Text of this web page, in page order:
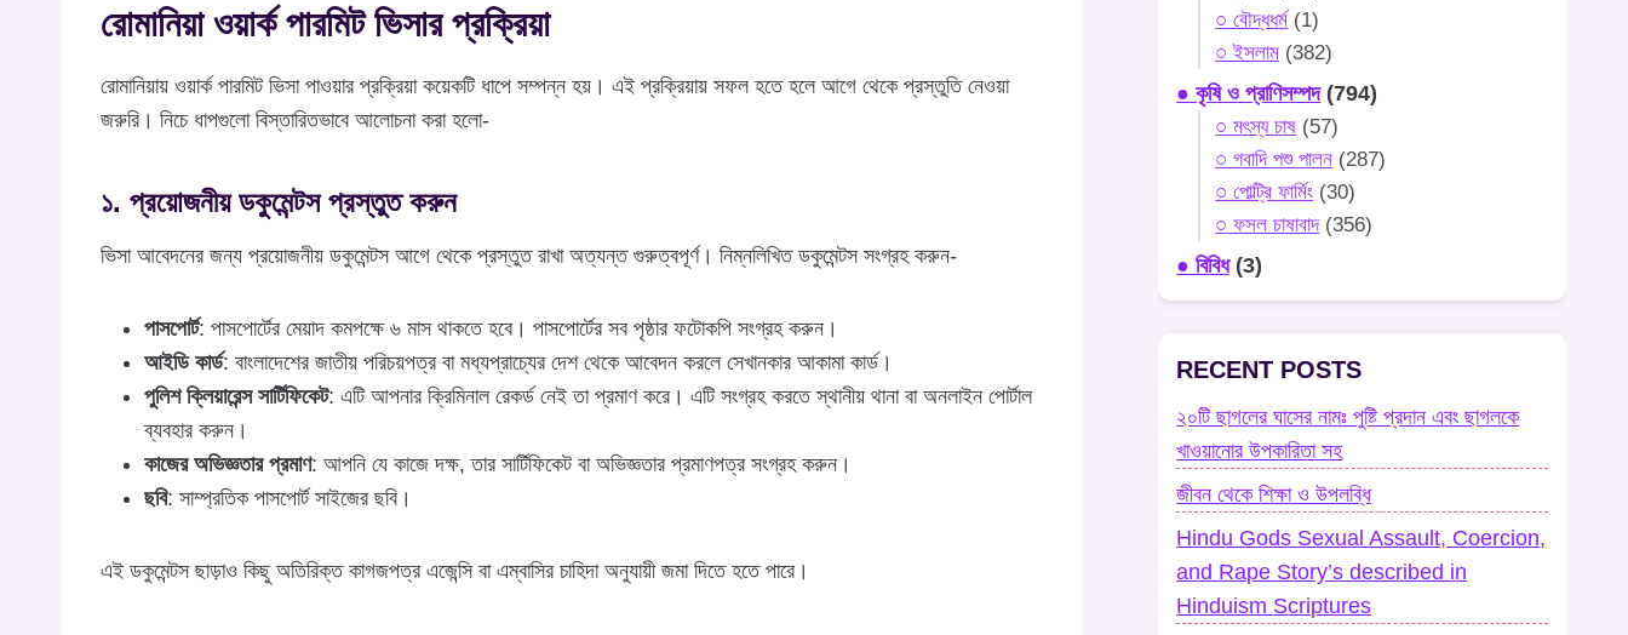
রোমানিয়া ওয়ার্ক পারমিট ভিসার প্রক্রিয়া
রোমানিয়ায় ওয়ার্ক পারমিট ভিসা পাওয়ার প্রক্রিয়া কয়েকটি ধাপে সম্পন্ন হয়। এই প্রক্রিয়ায় সফল হতে হলে আগে থেকে প্রস্তুতি নেওয়া
জরুরি। নিচে ধাপগুলো বিস্তারিতভাবে আলোচনা করা হলো-
১. প্রয়োজনীয় ডকুমেন্টস প্রস্তুত করুন
ভিসা আবেদনের জন্য প্রয়োজনীয় ডকুমেন্টস আগে থেকে প্রস্তুত রাখা অত্যন্ত গুরুত্বপূর্ণ। নিম্নলিখিত ডকুমেন্টস সংগ্রহ করুন-
পাসপোর্ট: পাসপোর্টের মেয়াদ কমপক্ষে ৬ মাস থাকতে হবে। পাসপোর্টের সব পৃষ্ঠার ফটোকপি সংগ্রহ করুন।
আইডি কার্ড: বাংলাদেশের জাতীয় পরিচয়পত্র বা মধ্যপ্রাচ্যের দেশ থেকে আবেদন করলে সেখানকার আকামা কার্ড।
পুলিশ ক্লিয়ারেন্স সার্টিফিকেট: এটি আপনার ক্রিমিনাল রেকর্ড নেই তা প্রমাণ করে। এটি সংগ্রহ করতে স্থানীয় থানা বা অনলাইন পোর্টাল
ব্যবহার করুন।
কাজের অভিজ্ঞতার প্রমাণ: আপনি যে কাজে দক্ষ, তার সার্টিফিকেট বা অভিজ্ঞতার প্রমাণপত্র সংগ্রহ করুন।
ছবি: সাম্প্রতিক পাসপোর্ট সাইজের ছবি।
এই ডকুমেন্টস ছাড়াও কিছু অতিরিক্ত কাগজপত্র এজেন্সি বা এম্বাসির চাহিদা অনুযায়ী জমা দিতে হতে পারে।
○ বৌদ্ধধর্ম(1)
○ ইসলাম (382)
● কৃষি ও প্রাণিসম্পদ(794)
○ মৎস্য চাষ (57)
○ গবাদি পশু পালন (287)
○ পোল্ট্রি ফার্মিং (30)
○ ফসল চাষাবাদ(356)
● বিবিধ(3)
RECENT POSTS
২০টি ছাগলের ঘাসের নামঃ পুষ্টি প্রদান এবং ছাগলকে
খাওয়ানোর উপকারিতা সহ
জীবন থেকে শিক্ষা ও উপলব্ধি
Hindu Gods Sexual Assault, Coercion,
and Rape Story’s described in
Hinduism Scriptures